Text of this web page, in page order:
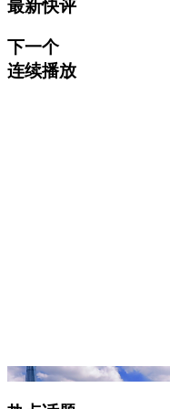
最新快评
下一个
连续播放